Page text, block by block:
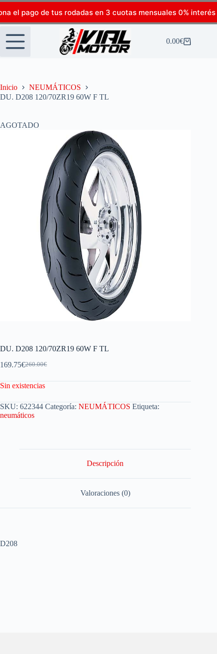
el pago de tus rodadas en 3 cuotas mensuales 0% interés
0.00€
Inicio
NEUMÁTICOS
DU. D208 120/70ZR19 60W F TL
AGOTADO
DU. D208 120/70ZR19 60W F TL
260.00€
169.75€
Sin existencias
SKU: 622344 Categoría: NEUMÁTICOS Etiqueta:
neumáticos
Descripción
Valoraciones (0)
D208